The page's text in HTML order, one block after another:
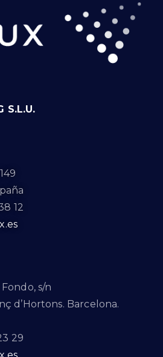
S.L.U.
12
s/n
d’Hortons. Barcelona.
29